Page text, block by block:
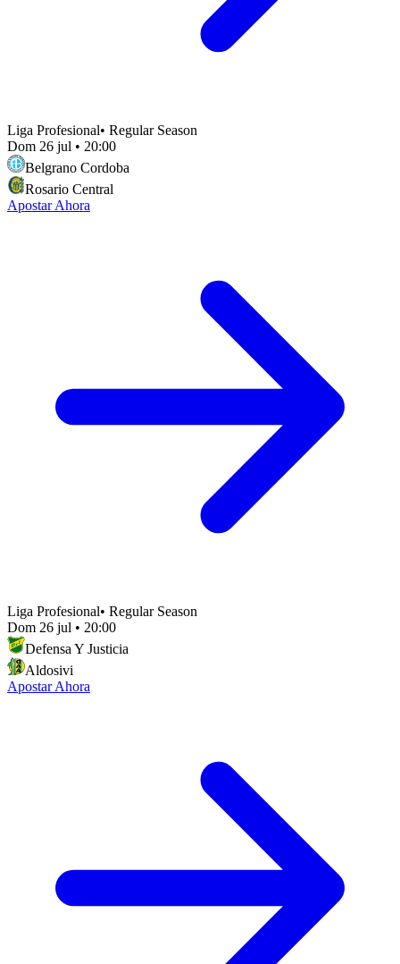
Liga Profesional• Regular Season
Dom 26 jul • 20:00
Belgrano Cordoba
Rosario Central
Apostar Ahora
Liga Profesional• Regular Season
Dom 26 jul • 20:00
Defensa Y Justicia
Aldosivi
Apostar Ahora